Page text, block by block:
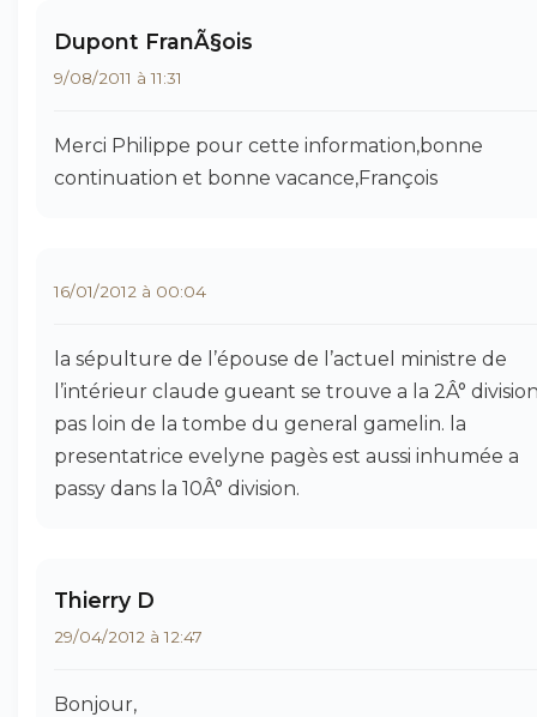
Dupont FranÃ§ois
9/08/2011 à 11:31
Merci Philippe pour cette information,bonne
continuation et bonne vacance,François
16/01/2012 à 00:04
la sépulture de l’épouse de l’actuel ministre de
l’intérieur claude gueant se trouve a la 2Â°
pas loin de la tombe du general gamelin. la
presentatrice evelyne pagès est aussi inhumée a
passy dans la 10Â° division.
Thierry D
29/04/2012 à 12:47
Bonjour,